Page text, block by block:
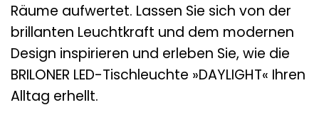
Räume aufwertet. Lassen Sie sich von der
brillanten Leuchtkraft und dem modernen
Design inspirieren und erleben Sie, wie die
BRILONER LED-Tischleuchte »DAYLIGHT« Ihren
Alltag erhellt.